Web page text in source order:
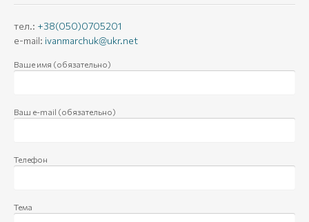
тел.: +38(050)0705201
e-mail: ivanmarchuk@ukr.net
Ваше имя (обязательно)
Ваш e-mail (обязательно)
Телефон
Тема